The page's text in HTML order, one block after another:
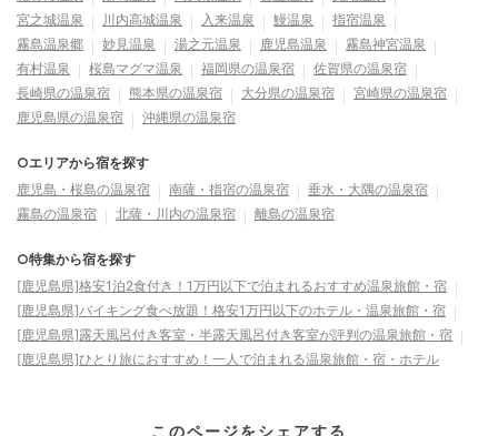
宮之城温泉
川内高城温泉 入来温泉 鰻温泉
指宿温泉
霧島温泉郷
妙見温泉 湯之元温泉 鹿児島温泉
霧島神宮温泉
有村温泉
桜島マグマ温泉 福岡県の温泉宿
佐賀県の温泉宿
長崎県の温泉宿
熊本県の温泉宿 大分県の温泉宿
宮崎県の温泉宿
鹿児島県の温泉宿
沖縄県の温泉宿
○エリアから宿を探す
鹿児島・桜島の温泉宿
南薩・指宿の温泉宿
垂水・大隅の温泉宿
霧島の温泉宿
北薩・川内の温泉宿 離島の温泉宿
○特集から宿を探す
[鹿児島県]格安1泊2食付き！1万円以下で泊まれるおすすめ温泉旅館・宿
[鹿児島県]バイキング食べ放題！格安1万円以下のホテル・温泉旅館・宿
[鹿児島県]露天風呂付き客室・半露天風呂付き客室が評判の温泉旅館・宿
[鹿児島県]ひとり旅におすすめ！一人で泊まれる温泉旅館・宿・ホテル
このページをシェアする